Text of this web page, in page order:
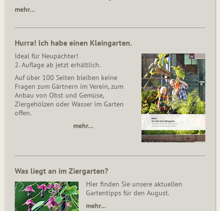
mehr…
Hurra! Ich habe einen Kleingarten.
Ideal für Neupächter!
2. Auflage ab jetzt erhältlich.
Auf über 100 Seiten bleiben keine
Fragen zum Gärtnern im Verein, zum
Anbau von Obst und Gemüse,
Ziergehölzen oder Wasser im Garten
offen.
mehr…
Was liegt an im Ziergarten?
Hier finden Sie unsere aktuellen
Gartentipps für den August.
mehr…